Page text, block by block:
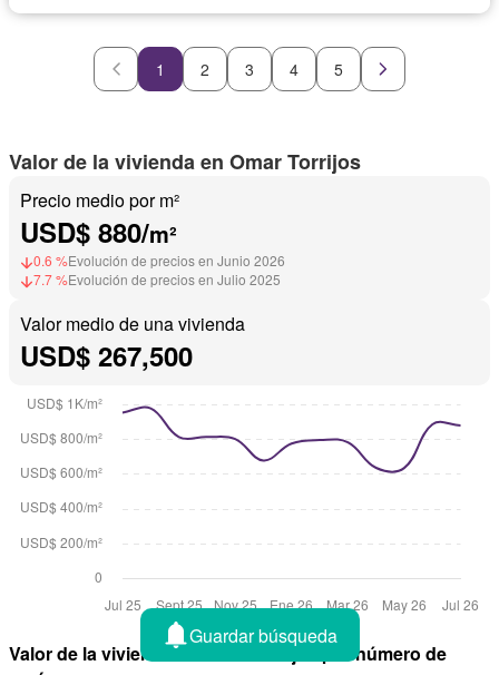
1 2 3 4 5
Valor de la vivienda en Omar Torrijos
Precio medio por m²
USD$ 880/m²
0.6 %Evolución de precios en Junio 2026
7.7 %Evolución de precios en Julio 2025
Valor medio de una vivienda
USD$ 267,500
Valor de la vivienda en Omar Torrijos por número de
Guardar búsqueda